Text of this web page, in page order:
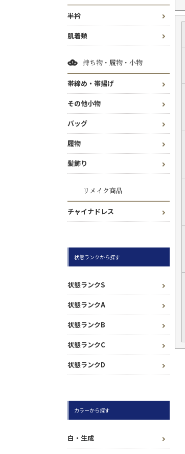
半衿
肌着類
持ち物・履物・小物
帯締め・帯揚げ
その他小物
バッグ
履物
髪飾り
リメイク商品
チャイナドレス
状態ランクから探す
状態ランクS
状態ランクA
状態ランクB
状態ランクC
状態ランクD
カラーから探す
白・生成